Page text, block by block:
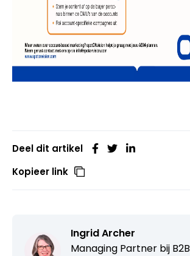
Deel dit artikel
Kopieer link
Ingrid Archer
Managing Partner bij B2B